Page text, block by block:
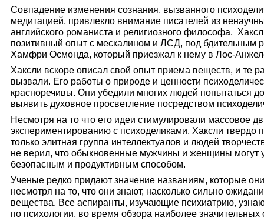
Совпадение изменения сознания, вызванного
медитацией, привлекло внимание писателей из
английского романиста и религиозного философа.
позитивный опыт с мескалином и ЛСД, под бдительным
Хамфри Осмонда, который приезжал к нему в Лос-
Хаксли вскоре описал свой опыт приема веществ, и те
вызвали. Его работы о природе и ценности
красноречивы. Они убедили многих людей попытаться
выявить духовное просветление посредством
Несмотря на то что его идеи стимулировали массовое
экспериментированию с психоделиками, Хаксли твердо
только элитная группа интеллектуалов и людей
не верил, что обыкновенные мужчины и женщины могут
безопасным и продуктивным способом.
Ученые редко придают значение названиям, которые
несмотря на то, что они знают, насколько сильно
вещества. Все аспиранты, изучающие психиатрию,
по психологии, во время обзора наиболее